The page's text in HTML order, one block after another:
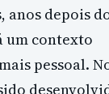
anos depois
um contexto
pessoal.